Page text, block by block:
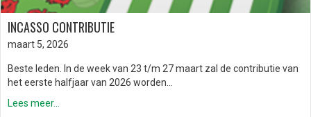
INCASSO CONTRIBUTIE
maart 5, 2026
Beste leden. In de week van 23 t/m 27 maart zal de contributie van
het eerste halfjaar van 2026 worden…
Lees meer...